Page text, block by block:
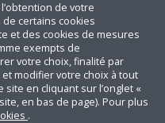
de votre
certains cookies
et des cookies de mesures
exempts de
votre choix, finalité par
modifier votre choix à tout
en cliquant sur l’onglet «
en bas de page). Pour plus
.